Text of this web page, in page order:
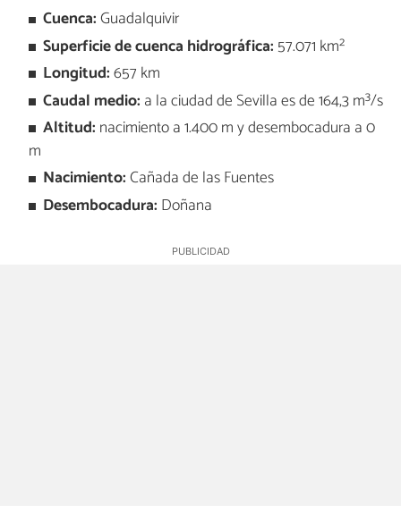
Cuenca:Guadalquivir
Superficie de cuenca hidrográfica:57.071 km²
Longitud:657 km
Caudal medio: a la ciudad de Sevilla es de 164,3 m³/s
Altitud: nacimiento a 1.400 m y desembocadura a 0
m
Nacimiento:Cañada de las Fuentes
Desembocadura: Doñana